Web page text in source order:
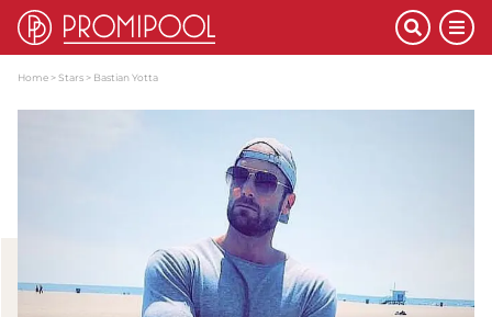
Home Stars Bastian Yotta